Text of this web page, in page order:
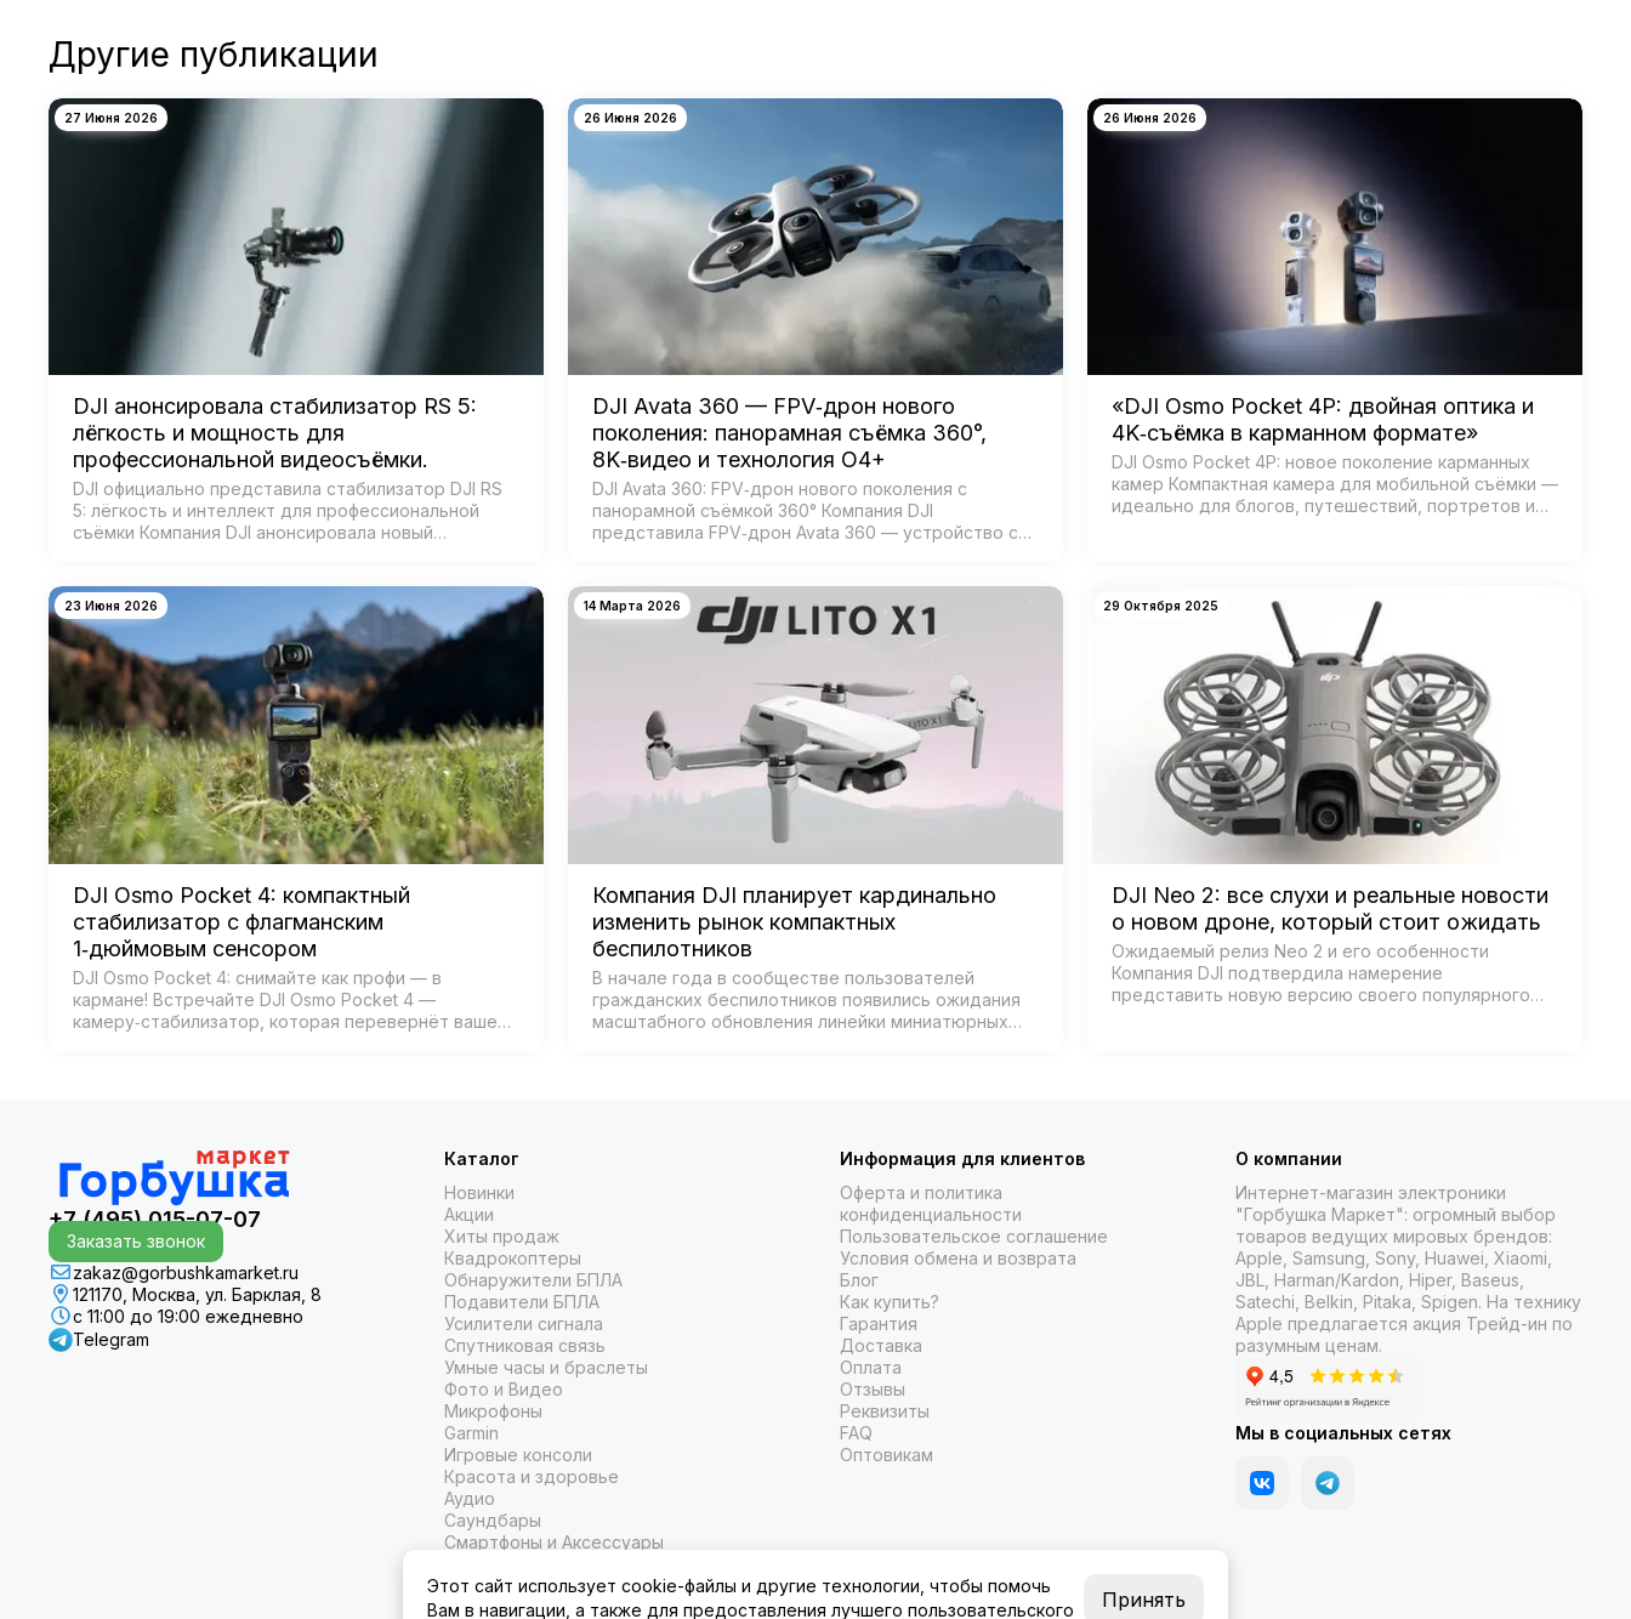
Другие публикации
27 Июня 2026
DJI анонсировала стабилизатор RS 5:
лёгкость и мощность для
профессиональной видеосъёмки.
DJI официально представила стабилизатор DJI RS
5: лёгкость и интеллект для профессиональной
съёмки Компания DJI анонсировала новый
систе…
26 Июня 2026
DJI Avata 360 — FPV‑дрон нового
поколения: панорамная съёмка 360°,
8K‑видео и технология O4+
DJI Avata 360: FPV‑дрон нового поколения с
панорамной съёмкой 360° Компания DJI
представила FPV‑дрон Avata 360 — устройство с
создана для:…
26 Июня 2026
«DJI Osmo Pocket 4P: двойная оптика и
4K‑съёмка в карманном формате»
DJI Osmo Pocket 4P: новое поколение карманных
камер Компактная камера для мобильной съёмки —
идеально для блогов, путешествий, портретов и
23 Июня 2026
DJI Osmo Pocket 4: компактный
стабилизатор с флагманским
1‑дюймовым сенсором
DJI Osmo Pocket 4: снимайте как профи — в
кармане! Встречайте DJI Osmo Pocket 4 —
камеру‑стабилизатор, которая перевернёт ваше
14 Марта 2026
Компания DJI планирует кардинально
изменить рынок компактных
беспилотников
В начале года в сообществе пользователей
гражданских беспилотников появились ожидания
масштабного обновления линейки миниатюрных
29 Октября 2025
DJI Neo 2: все слухи и реальные новости
о новом дроне, который стоит ожидать
Ожидаемый релиз Neo 2 и его особенности
Компания DJI подтвердила намерение
представить новую версию своего популярного
+7 (495) 015-07-07
Заказать звонок
zakaz@gorbushkamarket.ru
121170, Москва, ул. Барклая, 8
с 11:00 до 19:00 ежедневно
Telegram
Каталог
Новинки
Акции
Хиты продаж
Квадрокоптеры
Обнаружители БПЛА
Подавители БПЛА
Усилители сигнала
Спутниковая связь
Умные часы и браслеты
Фото и Видео
Микрофоны
Garmin
Игровые консоли
Красота и здоровье
Аудио
Саундбары
Смартфоны и Аксессуары
Информация для клиентов
Оферта и политика
конфиденциальности
Пользовательское соглашение
Условия обмена и возврата
Блог
Как купить?
Гарантия
Доставка
Оплата
Отзывы
Реквизиты
FAQ
Оптовикам
О компании
Интернет-магазин электроники
"Горбушка Маркет": огромный выбор
товаров ведущих мировых брендов:
Apple, Samsung, Sony, Huawei, Xiaomi,
JBL, Harman/Kardon, Hiper, Baseus,
Satechi, Belkin, Pitaka, Spigen. На технику
Apple предлагается акция Трейд-ин по
разумным ценам.
Мы в социальных сетях
Этот сайт использует cookie-файлы и другие технологии, чтобы помочь
Вам в навигации, а также для предоставления лучшего пользовательского
Принять